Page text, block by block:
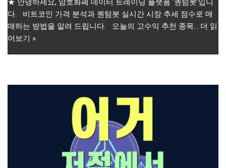
★ 안녕하세요, 암호화폐 데이터 트레이딩 플랫폼 ‘퀀텀봇’입니
다. 비트코인 가격 분석과 퀀텀봇 실시간 시장 추세 점수로 매
매하는 방법을 알려 드립니다. 오늘의 고수익 추천 종목… 더 읽
어보기 »